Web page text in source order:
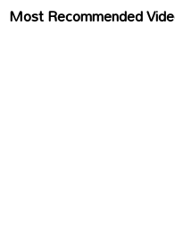
Most Recommended